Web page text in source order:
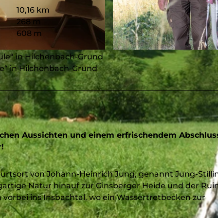
© Michael Bahr, Stadt Hilchenbach | CC-BY-SA
10,16 km
268 m
608 m
in Hilchenbach-Grund
in Hilchenbach-Grund
Aussichten und einem erfrischendem
von Johann-Heinrich Jung, genannt Jung-
Natur hinauf zur Ginsberger Heide und der
ins Insbachtal, wo ein Wassertretbecken zur